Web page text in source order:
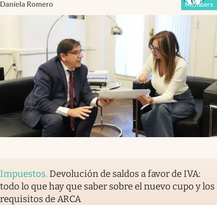
Daniela Romero Members
Impuestos. Devolución de saldos a favor de IVA:
todo lo que hay que saber sobre el nuevo cupo y los
requisitos de ARCA